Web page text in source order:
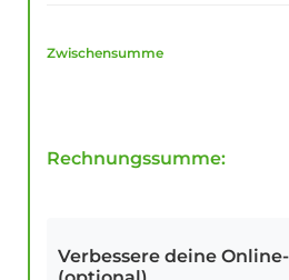
Zwischensumme
Rechnungssumme:
Verbessere deine